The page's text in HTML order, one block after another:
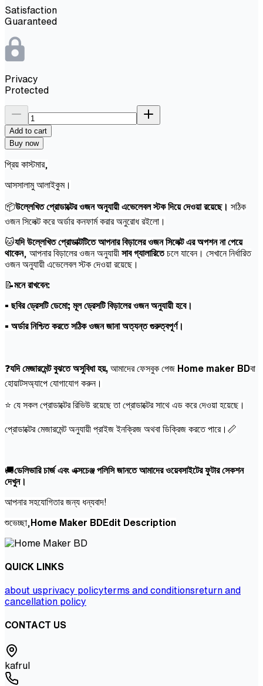
Satisfaction
Guaranteed
Privacy
Protected
Add to cart
Buy now
প্রিয় কাস্টমার,
আসসালামু আলাইকুম।
📦উল্লেখিত প্রোডাক্টের ওজন অনুযায়ী এভেলেবল স্টক দিয়ে দেওয়া রয়েছে। সঠিক
ওজন সিলেক্ট করে অর্ডার কনফার্ম করার অনুরোধ রইলো।
🐱যদি উল্লেখিত প্রোডাক্টটিতে আপনার বিড়ালের ওজন সিলেক্ট এর অপশন না পেয়ে
থাকেন , আপনার বিড়ালের ওজন অনুযায়ী সাব গ্যালারিতে চলে যাবেন। সেখানে নির্ধারিত
ওজন অনুযায়ী এভেলেবল স্টক দেওয়া রয়েছে।
📝মনে রাখবেন:
• ছবির ড্রেসটি ডেমো; মূল ড্রেসটি বিড়ালের ওজন অনুযায়ী হবে।
• অর্ডার নিশ্চিত করতে সঠিক ওজন জানা অত্যন্ত গুরুত্বপূর্ণ।
❓যদি মেজারমেন্ট বুঝতে অসুবিধা হয়, আমাদের ফেসবুক পেজ Home maker BDবা
হোয়াটসঅ্যাপে যোগাযোগ করুন।
⭐ যে সকল প্রোডাক্টের রিভিউ রয়েছে তা প্রোডাক্টের সাথে এড করে দেওয়া হয়েছে।
প্রোডাক্টের মেজারমেন্ট অনুযায়ী প্রাইজ ইনক্রিজ অথবা ডিক্রিজ করতে পারে।📏
🚚ডেলিভারি চার্জ এবং এক্সচেঞ্জ পলিসি জানতে আমাদের ওয়েবসাইটের ফুটার সেকশন
দেখুন।
আপনার সহযোগিতার জন্য ধন্যবাদ!
শুভেচ্ছা, Home Maker BDEdit Description
QUICK LINKS
about usprivacy policyterms and conditionsreturn and
cancellation policy
CONTACT US
kafrul